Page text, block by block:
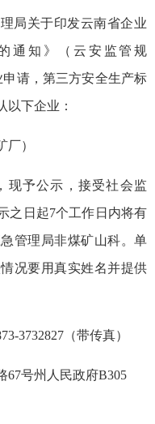
局关于印发云南省企业
通知》（云安监管规
申请，第三方安全生产标
以下企业：
）
现予公示，接受社会监
之日起7个工作日内将有
管理局非煤矿山科。单
况要用真实姓名并提供
3732827（带传真）
67号州人民政府B305